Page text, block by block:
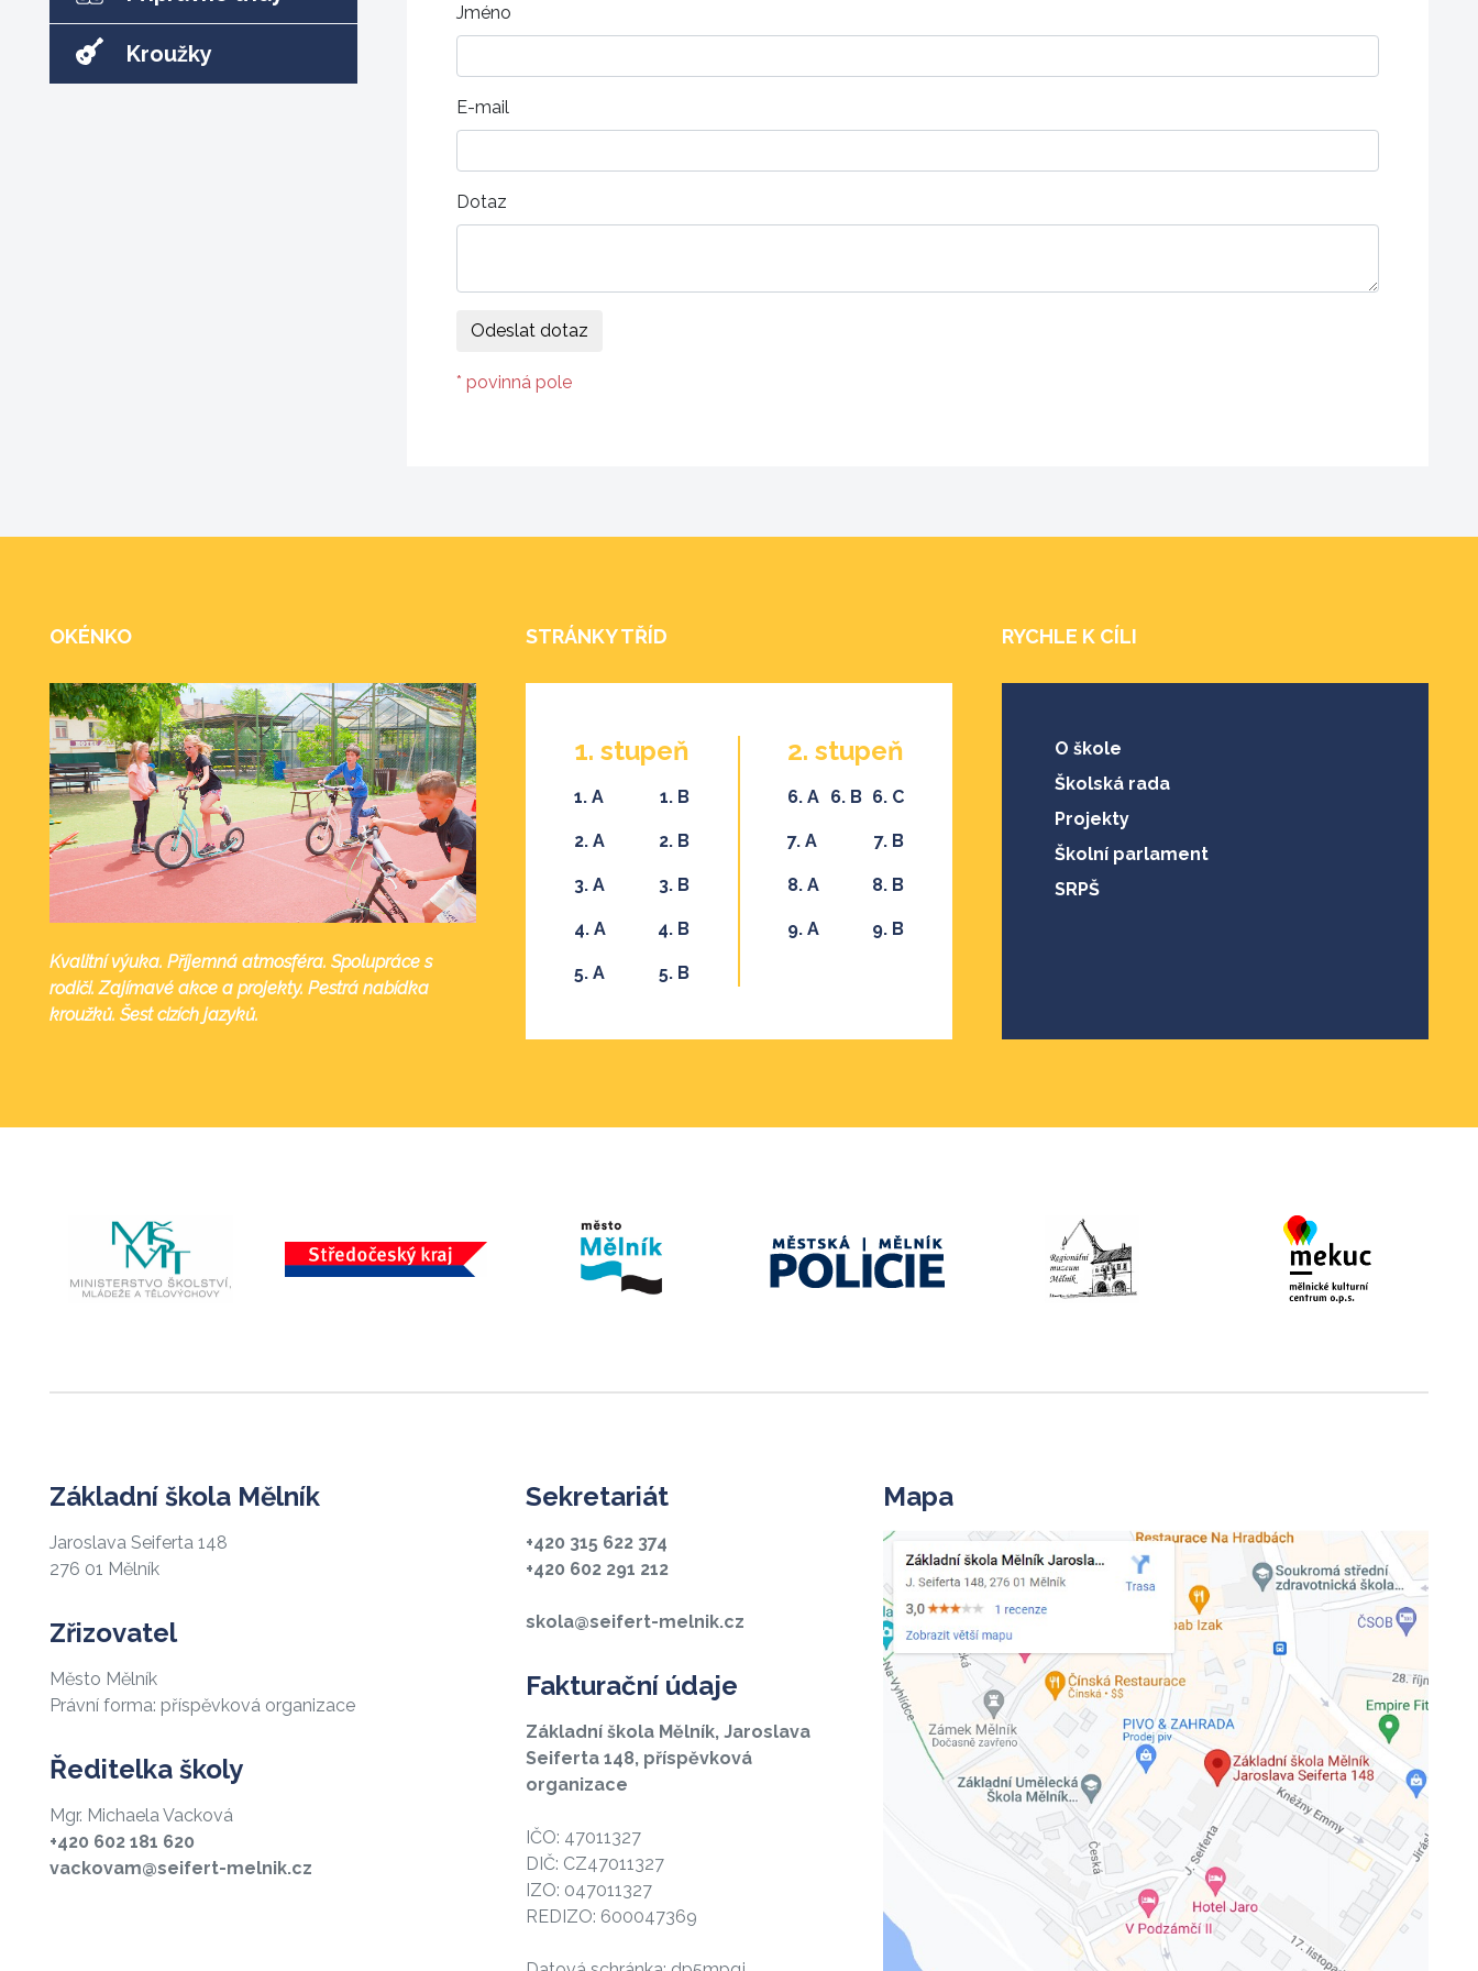
Kroužky
Jméno
E-mail
Dotaz
* povinná pole
OKÉNKO
Kvalitní výuka. Příjemná atmosféra. Spolupráce s
rodiči. Zajímavé akce a projekty. Pestrá nabídka
kroužků. Šest cizích jazyků.
STRÁNKY TŘÍD
1. stupeň
1. A 1. B
2. A 2. B
3. A 3. B
4. A 4. B
5. A 5. B
2. stupeň
6. A 6. B 6. C
7. A 7. B
8. A 8. B
9. A 9. B
RYCHLE K CÍLI
O škole
Školská rada
Projekty
Školní parlament
SRPŠ
Základní škola Mělník
Jaroslava Seiferta 148
276 01 Mělník
Zřizovatel
Město Mělník
Právní forma: příspěvková organizace
Ředitelka školy
Mgr. Michaela Vacková
+420 602 181 620
vackovam@seifert-melnik.cz
Sekretariát
+420 315 622 374
+420 602 291 212
skola@seifert-melnik.cz
Fakturační údaje
Základní škola Mělník, Jaroslava
Seiferta 148, příspěvková
organizace
IČO: 47011327
DIČ: CZ47011327
IZO: 047011327
REDIZO: 600047369
Mapa